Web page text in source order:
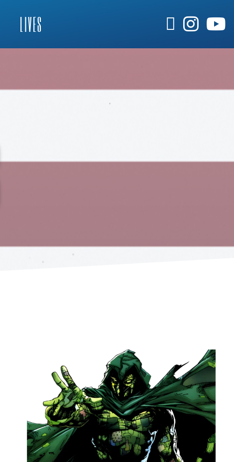
LIVES